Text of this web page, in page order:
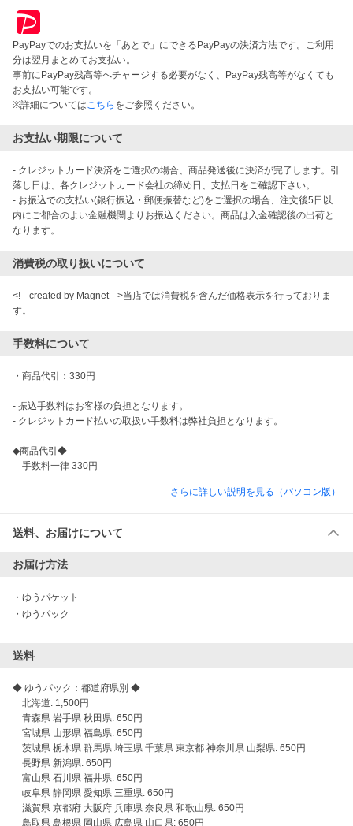
PayPayでのお支払いを「あとで」にできるPayPayの決済方法です。ご利用
分は翌月まとめてお支払い。
事前にPayPay残高等へチャージする必要がなく、PayPay残高等がなくても
お支払い可能です。
※詳細についてはこちら をご参照ください。
お支払い期限について
- クレジットカード決済をご選択の場合、商品発送後に決済が完了します。引
落し日は、各クレジットカード会社の締め日、支払日をご確認下さい。
- お振込での支払い(銀行振込・郵便振替など)をご選択の場合、注文後5日以
内にご都合のよい金融機関よりお振込ください。商品は入金確認後の出荷と
なります。
消費税の取り扱いについて
<!-- created by Magnet -->当店では消費税を含んだ価格表示を行っておりま
す。
手数料について
・商品代引：330円
- 振込手数料はお客様の負担となります。
- クレジットカード払いの取扱い手数料は弊社負担となります。
◆商品代引◆
さらに詳しい説明を見る（パソコン版）
送料、お届けについて
お届け方法
・ ゆうパケット
・ ゆうパック
送料
◆ ゆうパック：都道府県別 ◆
北海道: 1,500円
青森県 岩手県 秋田県: 650円
宮城県 山形県 福島県: 650円
茨城県 栃木県 群馬県 埼玉県 千葉県 東京都 神奈川県 山梨県: 650円
長野県 新潟県: 650円
富山県 石川県 福井県: 650円
岐阜県 静岡県 愛知県 三重県: 650円
滋賀県 京都府 大阪府 兵庫県 奈良県 和歌山県: 650円
鳥取県 島根県 岡山県 広島県 山口県: 650円